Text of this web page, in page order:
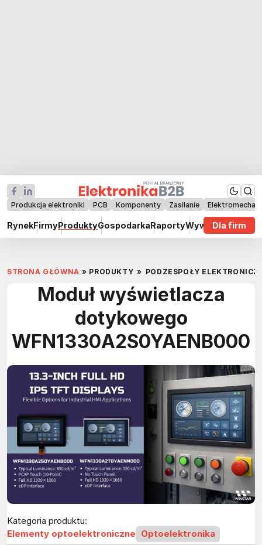
Produkcja elektroniki PCB Komponenty Zasilanie
RynekFirmyProduktyGospodarkaRaportyWywiadyDla firm
STRONA GŁÓWNA » PRODUKTY » PODZESPOŁY
Moduł wyświetlacza
dotykowego
WFN1330A2S0YAENB000
Kategoria produktu:
Elementy optoelektroniczne Optoelektronika